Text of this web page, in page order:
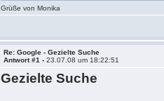
Grüße von Monika
Re: Google - Gezielte Suche
Antwort #1 -23.07.08 um 18:22:51
Gezielte Suche